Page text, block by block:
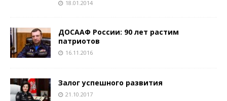
18.01.2014
ДОСААФ России: 90 лет растим
патриотов
16.11.2016
Залог успешного развития
21.10.2017